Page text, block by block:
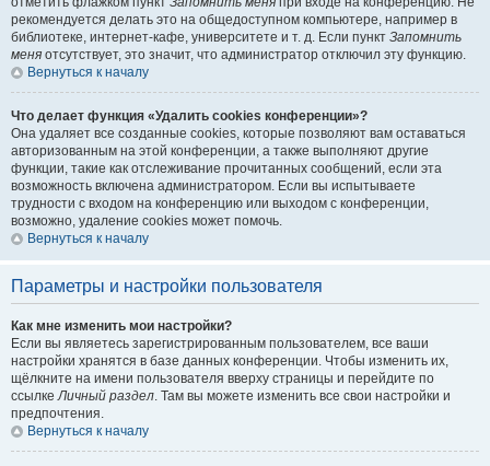
рекомендуется делать это на общедоступном компьютере, например в
библиотеке, интернет-кафе, университете и т. д. Если пункт Запомнить
меня отсутствует, это значит, что администратор отключил эту функцию.
Вернуться к началу
Что делает функция «Удалить cookies конференции»?
Она удаляет все созданные cookies, которые позволяют вам оставаться
авторизованным на этой конференции, а также выполняют другие
функции, такие как отслеживание прочитанных сообщений, если эта
возможность включена администратором. Если вы испытываете
трудности с входом на конференцию или выходом с конференции,
возможно, удаление cookies может помочь.
Вернуться к началу
Параметры и настройки пользователя
Как мне изменить мои настройки?
Если вы являетесь зарегистрированным пользователем, все ваши
настройки хранятся в базе данных конференции. Чтобы изменить их,
щёлкните на имени пользователя вверху страницы и перейдите по
ссылкеЛичный раздел. Там вы можете изменить все свои настройки и
предпочтения.
Вернуться к началу